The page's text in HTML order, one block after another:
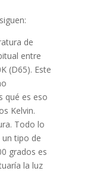
de
entre
(D65). Este
qué es eso
Kelvin.
Todo lo
tipo de
grados es
la luz